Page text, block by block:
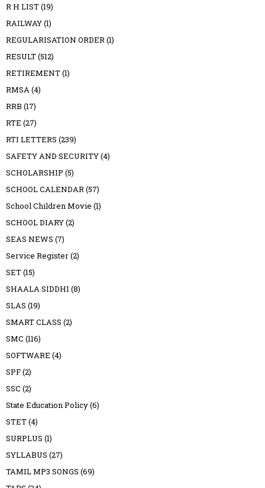
R H LIST(19)
RAILWAY(1)
REGULARISATION ORDER(1)
RESULT(512)
RETIREMENT(1)
RMSA(4)
RRB (17)
RTE (27)
RTI LETTERS (239)
SAFETY AND SECURITY(4)
SCHOLARSHIP (5)
SCHOOL CALENDAR(57)
School Children Movie (1)
SCHOOL DIARY(2)
SEAS NEWS (7)
Service Register(2)
SET(15)
SHAALA SIDDHI (8)
SLAS (19)
SMART CLASS (2)
SMC (116)
SOFTWARE (4)
SPF(2)
SSC (2)
State Education Policy(6)
STET(4)
SURPLUS (1)
SYLLABUS (27)
TAMIL MP3 SONGS (69)